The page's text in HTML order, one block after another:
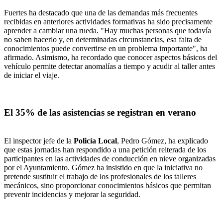
Fuertes ha destacado que una de las demandas más frecuentes
recibidas en anteriores actividades formativas ha sido precisamente
aprender a cambiar una rueda. "Hay muchas personas que todavía
no saben hacerlo y, en determinadas circunstancias, esa falta de
conocimientos puede convertirse en un problema importante", ha
afirmado. Asimismo, ha recordado que conocer aspectos básicos del
vehículo permite detectar anomalías a tiempo y acudir al taller antes
de iniciar el viaje.
El 35% de las asistencias se registran en verano
El inspector jefe de la Policía Local, Pedro Gómez, ha explicado
que estas jornadas han respondido a una petición reiterada de los
participantes en las actividades de conducción en nieve organizadas
por el Ayuntamiento. Gómez ha insistido en que la iniciativa no
pretende sustituir el trabajo de los profesionales de los talleres
mecánicos, sino proporcionar conocimientos básicos que permitan
prevenir incidencias y mejorar la seguridad.